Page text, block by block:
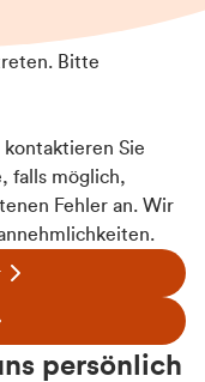
Bitte
Sie
falls möglich,
Fehler an. Wir
persönlich